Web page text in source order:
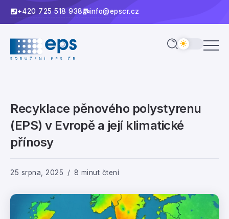
+420 725 518 938 info@epscr.cz
Recyklace pěnového polystyrenu
(EPS) v Evropě a její klimatické
přínosy
25 srpna, 2025 8 minut čtení